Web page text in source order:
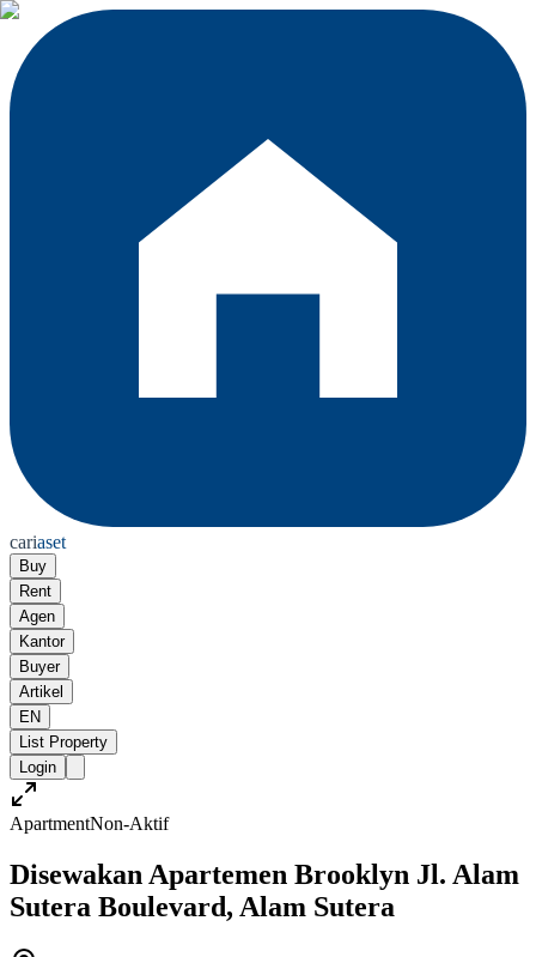
cariaset
Buy
Rent
Agen
Kantor
Buyer
Artikel
EN
List Property
Login
ApartmentNon-Aktif
Disewakan Apartemen Brooklyn Jl. Alam
Sutera Boulevard, Alam Sutera